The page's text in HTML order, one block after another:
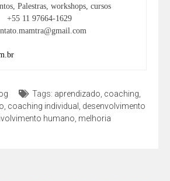
Palestras, workshops, cursos
+55 11 97664-1629
Tags: aprendizado, coaching,
, coaching individual , desenvolvimento
humano, melhoria